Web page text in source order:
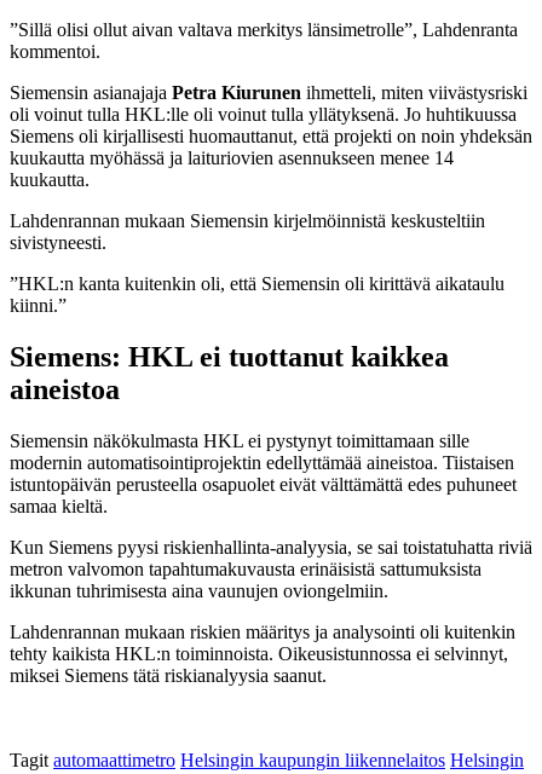
”Sillä olisi ollut aivan valtava merkitys länsimetrolle”, Lahdenranta
kommentoi.
Siemensin asianajaja Petra Kiurunen ihmetteli, miten viivästysriski
oli voinut tulla HKL:lle oli voinut tulla yllätyksenä. Jo huhtikuussa
Siemens oli kirjallisesti huomauttanut, että projekti on noin yhdeksän
kuukautta myöhässä ja laituriovien asennukseen menee 14
kuukautta.
Lahdenrannan mukaan Siemensin kirjelmöinnistä keskusteltiin
sivistyneesti.
”HKL:n kanta kuitenkin oli, että Siemensin oli kirittävä aikataulu
kiinni.”
Siemens: HKL ei tuottanut kaikkea
aineistoa
Siemensin näkökulmasta HKL ei pystynyt toimittamaan sille
modernin automatisointiprojektin edellyttämää aineistoa. Tiistaisen
istuntopäivän perusteella osapuolet eivät välttämättä edes puhuneet
samaa kieltä.
Kun Siemens pyysi riskienhallinta-analyysia, se sai toistatuhatta riviä
metron valvomon tapahtumakuvausta erinäisistä sattumuksista
ikkunan tuhrimisesta aina vaunujen oviongelmiin.
Lahdenrannan mukaan riskien määritys ja analysointi oli kuitenkin
tehty kaikista HKL:n toiminnoista. Oikeusistunnossa ei selvinnyt,
miksei Siemens tätä riskianalyysia saanut.
Tagit automaattimetro Helsingin kaupungin liikennelaitos Helsingin